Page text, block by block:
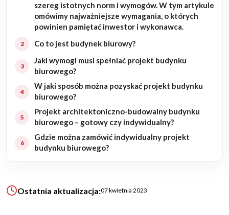
Remonty
Realizacje
Referencje
Filmy
Ogrody
BLOG
O NAS
szereg istotnych norm i wymogów. W tym artykule
omówimy najważniejsze wymagania, o których
powinien pamiętać inwestor i wykonawca.
Co to jest budynek biurowy?
Jaki wymogi musi spełniać projekt budynku
biurowego?
W jaki sposób można pozyskać projekt budynku
biurowego?
Projekt architektoniczno-budowalny budynku
biurowego – gotowy czy indywidualny?
Gdzie można zamówić indywidualny projekt
budynku biurowego?
Ostatnia aktualizacja:07 kwietnia 2023